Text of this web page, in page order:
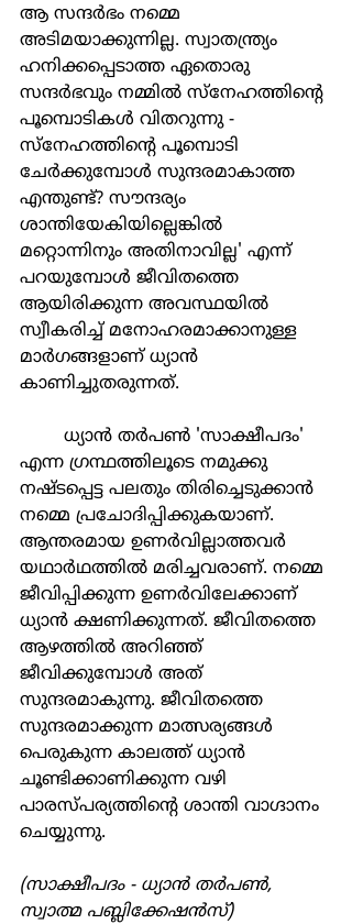
ആ സന്ദര്‍ഭം നമ്മെ
അടിമയാക്കുന്നില്ല. സ്വാതന്ത്ര്യം
ഹനിക്കപ്പെടാത്ത ഏതൊരു
സന്ദര്‍ഭവും നമ്മില്‍ സ്നേഹത്തിന്‍റെ
പൂമ്പൊടികള്‍ വിതറുന്നു -
സ്നേഹത്തിന്‍റെ പൂമ്പൊടി
ചേര്‍ക്കുമ്പോള്‍ സുന്ദരമാകാത്ത
എന്തുണ്ട്? സൗന്ദര്യം
ശാന്തിയേകിയില്ലെങ്കില്‍
മറ്റൊന്നിനും അതിനാവില്ല' എന്ന്
പറയുമ്പോള്‍ ജീവിതത്തെ
ആയിരിക്കുന്ന അവസ്ഥയില്‍
സ്വീകരിച്ച് മനോഹരമാക്കാനുള്ള
മാര്‍ഗങ്ങളാണ് ധ്യാന്‍
കാണിച്ചുതരുന്നത്.
എന്ന ഗ്രന്ഥത്തിലൂടെ നമുക്കു
നഷ്ടപ്പെട്ട പലതും തിരിച്ചെടുക്കാന്‍
നമ്മെ പ്രചോദിപ്പിക്കുകയാണ്.
ആന്തരമായ ഉണര്‍വില്ലാത്തവര്‍
യഥാര്‍ഥത്തില്‍ മരിച്ചവരാണ്. നമ്മെ
ജീവിപ്പിക്കുന്ന ഉണര്‍വിലേക്കാണ്
ധ്യാന്‍ ക്ഷണിക്കുന്നത്. ജീവിതത്തെ
ആഴത്തില്‍ അറിഞ്ഞ്
ജീവിക്കുമ്പോള്‍ അത്
സുന്ദരമാകുന്നു. ജീവിതത്തെ
സുന്ദരമാക്കുന്ന മാത്സര്യങ്ങള്‍
പെരുകുന്ന കാലത്ത് ധ്യാന്‍
ചൂണ്ടിക്കാണിക്കുന്ന വഴി
പാരസ്പര്യത്തിന്‍റെ ശാന്തി വാഗ്ദാനം
ചെയ്യുന്നു.
(സാക്ഷീപദം - ധ്യാന്‍ തര്‍പണ്‍,
സ്വാത്മ പബ്ലിക്കേഷന്‍സ്)